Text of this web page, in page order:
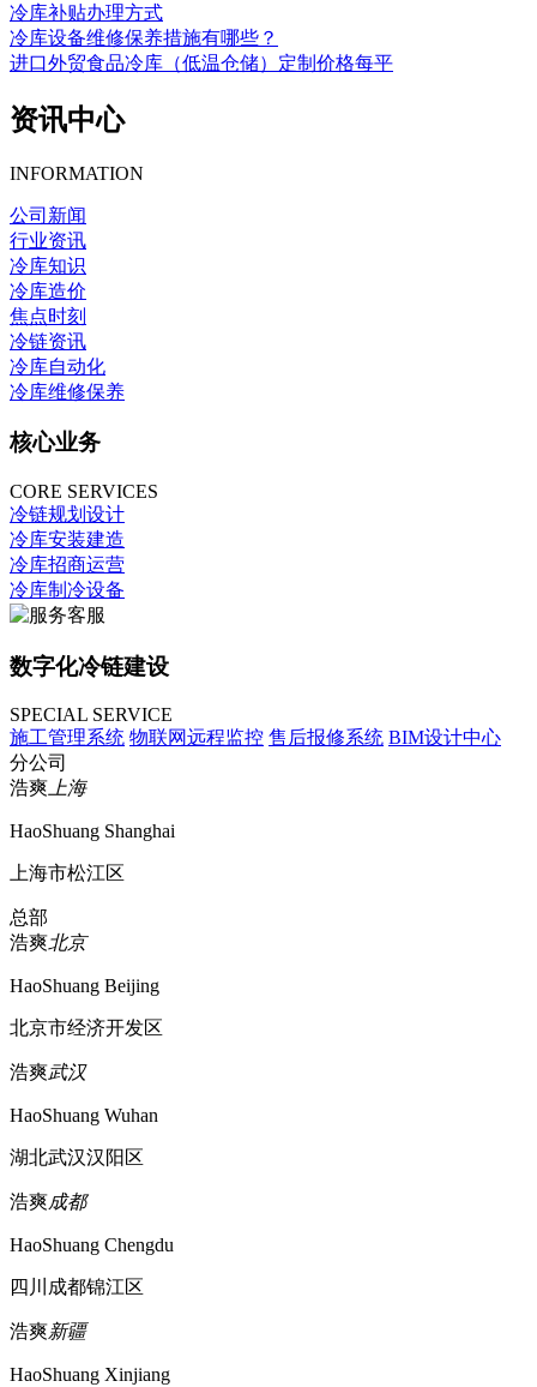
冷库补贴办理方式
冷库设备维修保养措施有哪些？
进口外贸食品冷库（低温仓储）定制价格每平
资讯中心
INFORMATION
公司新闻
行业资讯
冷库知识
冷库造价
焦点时刻
冷链资讯
冷库自动化
冷库维修保养
核心业务
CORE SERVICES
冷链规划设计
冷库安装建造
冷库招商运营
冷库制冷设备
数字化冷链建设
SPECIAL SERVICE
施工管理系统 物联网远程监控 售后报修系统 BIM设计中心
分公司
浩爽上海
HaoShuang Shanghai
上海市松江区
总部
浩爽北京
HaoShuang Beijing
北京市经济开发区
浩爽武汉
HaoShuang Wuhan
湖北武汉汉阳区
浩爽成都
HaoShuang Chengdu
四川成都锦江区
浩爽新疆
HaoShuang Xinjiang